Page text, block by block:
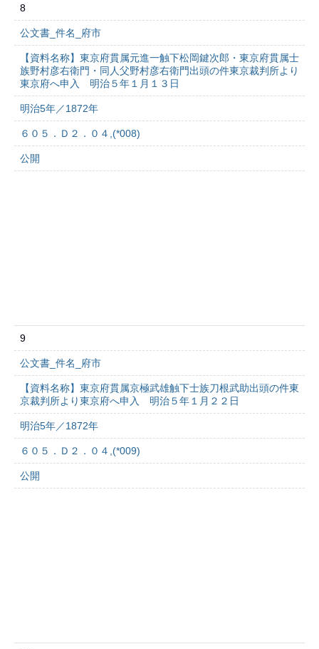
8
公文書_件名_府市
【資料名称】東京府貫属元進一触下松岡鍵次郎・東京府貫属士
族野村彦右衛門・同人父野村彦右衛門出頭の件東京裁判所より
東京府へ申入 明治５年１月１３日
明治5年／1872年
６０５．Ｄ２．０４,(*008)
公開
9
公文書_件名_府市
【資料名称】東京府貫属京極武雄触下士族刀根武助出頭の件東
京裁判所より東京府へ申入 明治５年１月２２日
明治5年／1872年
６０５．Ｄ２．０４,(*009)
公開